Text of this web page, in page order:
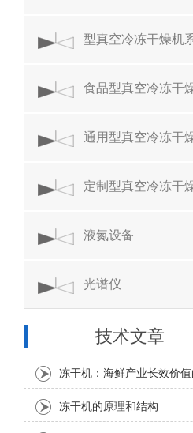
型真空冷冻干燥机
食品型真空冷冻干
通用型真空冷冻干
定制型真空冷冻干
液氮设备
光谱仪
技术文章
冻干机：海鲜产业长效价值
冻干机的原理和结构